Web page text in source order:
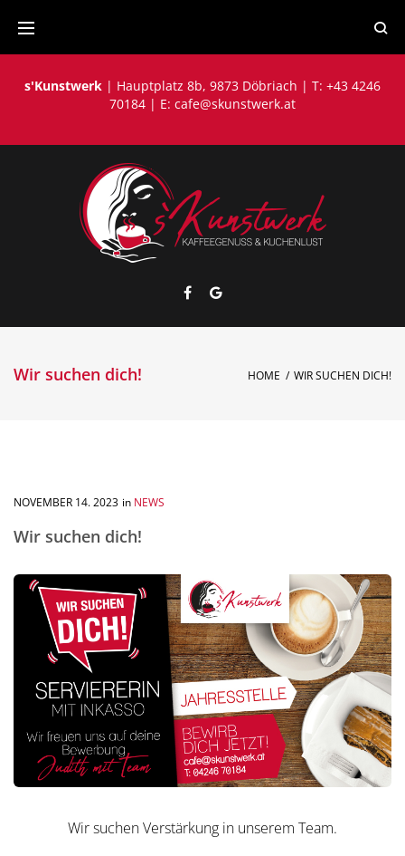
content
s'Kunstwerk | Hauptplatz 8b, 9873 Döbriach | T: +43 4246
70184 | E: cafe@skunstwerk.at
Wir suchen dich! HOME / WIR SUCHEN DICH!
NOVEMBER 14. 2023 in NEWS
Wir suchen dich!
Wir suchen Verstärkung in unserem Team.